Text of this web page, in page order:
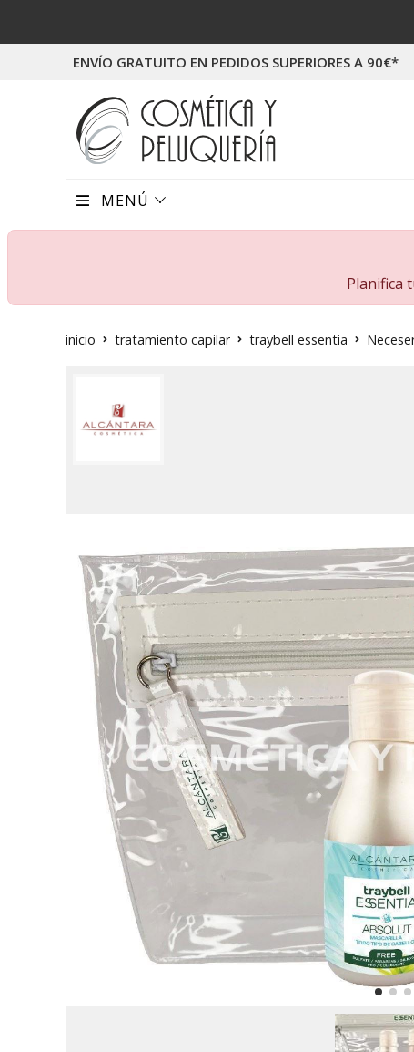
ENVÍO GRATUITO EN PEDIDOS SUPERIORES A 90€*
MENÚ
Planifica
inicio tratamiento capilar traybell essentia